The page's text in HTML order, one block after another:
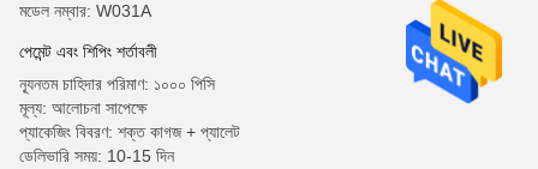
মডেল নম্বার: W031A
পেমেন্ট এবং শিপিং শর্তাবলী
ন্যূনতম চাহিদার পরিমাণ: ১০০০ পিসি
মূল্য: আলোচনা সাপেক্ষে
প্যাকেজিং বিবরণ: শক্ত কাগজ + প্যালেট
ডেলিভারি সময়: 10-15 দিন